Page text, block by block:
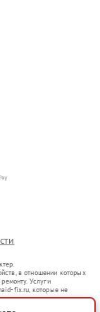
в отношении которых
Услуги
fix.ru, которые не
представителями.
оборот в соответствии